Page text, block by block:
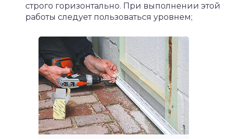
строго горизонтально. При выполнении этой
работы следует пользоваться уровнем;